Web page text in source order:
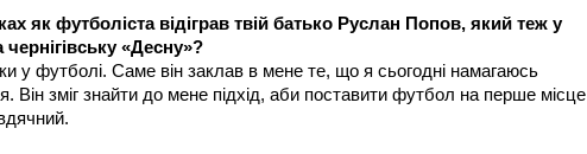
як футболіста відіграв твій батько Руслан Попов, який теж у
«Десну»?
у футболі. Саме він заклав в мене те, що я сьогодні намагаюсь
Він зміг знайти до мене підхід, аби поставити футбол на перше